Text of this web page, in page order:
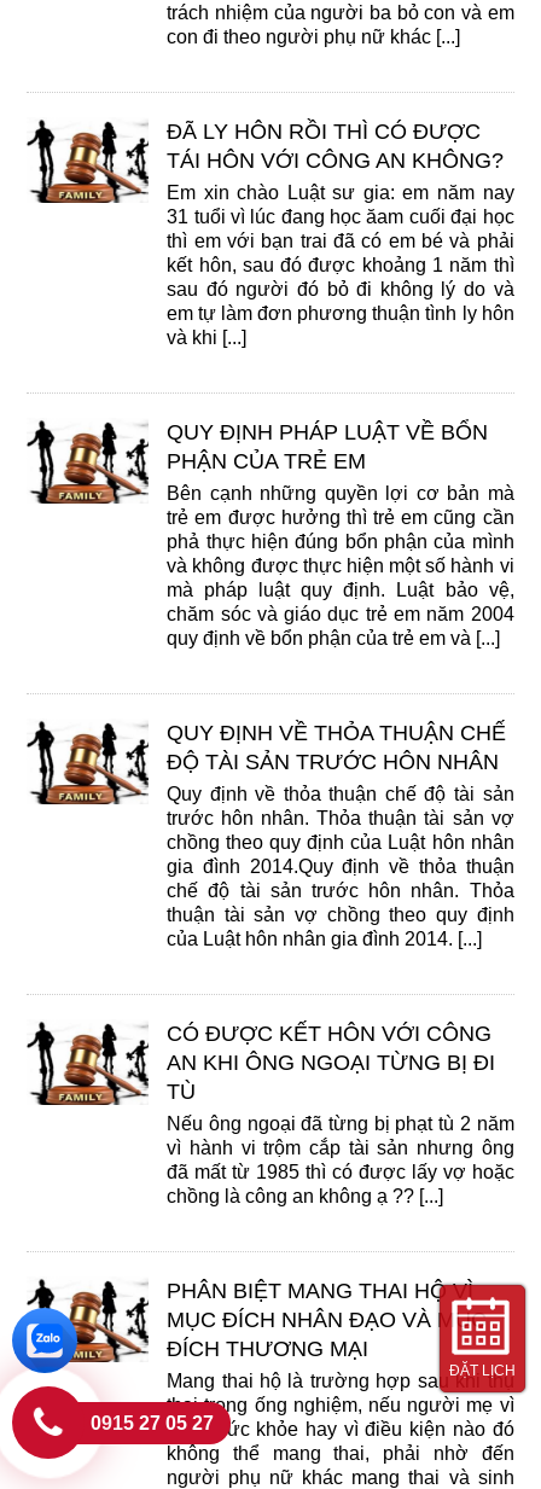
trách nhiệm của người ba bỏ con và em
con đi theo người phụ nữ khác [...]
ĐÃ LY HÔN RỒI THÌ CÓ ĐƯỢC
TÁI HÔN VỚI CÔNG AN KHÔNG?
Em xin chào Luật sư gia: em năm nay
31 tuổi vì lúc đang học ăam cuối đại học
thì em với bạn trai đã có em bé và phải
kết hôn, sau đó được khoảng 1 năm thì
sau đó người đó bỏ đi không lý do và
em tự làm đơn phương thuận tình ly hôn
và khi [...]
QUY ĐỊNH PHÁP LUẬT VỀ BỔN
PHẬN CỦA TRẺ EM
Bên cạnh những quyền lợi cơ bản mà
trẻ em được hưởng thì trẻ em cũng cần
phả thực hiện đúng bổn phận của mình
và không được thực hiện một số hành vi
mà pháp luật quy định. Luật bảo vệ,
chăm sóc và giáo dục trẻ em năm 2004
quy định về bổn phận của trẻ em và [...]
QUY ĐỊNH VỀ THỎA THUẬN CHẾ
ĐỘ TÀI SẢN TRƯỚC HÔN NHÂN
Quy định về thỏa thuận chế độ tài sản
trước hôn nhân. Thỏa thuận tài sản vợ
chồng theo quy định của Luật hôn nhân
gia đình 2014.Quy định về thỏa thuận
chế độ tài sản trước hôn nhân. Thỏa
thuận tài sản vợ chồng theo quy định
của Luật hôn nhân gia đình 2014. [...]
CÓ ĐƯỢC KẾT HÔN VỚI CÔNG
AN KHI ÔNG NGOẠI TỪNG BỊ ĐI
TÙ
Nếu ông ngoại đã từng bị phạt tù 2 năm
vì hành vi trộm cắp tài sản nhưng ông
đã mất từ 1985 thì có được lấy vợ hoặc
chồng là công an không ạ ?? [...]
PHÂN BIỆT MANG THAI HỘ VÌ
MỤC ĐÍCH NHÂN ĐẠO VÀ MỤC
ĐÍCH THƯƠNG MẠI
Mang thai hộ là trường hợp sau khi thụ
thai trong ống nghiệm, nếu người mẹ vì
lý do sức khỏe hay vì điều kiện nào đó
không thể mang thai, phải nhờ đến
người phụ nữ khác mang thai và sinh
ĐẶT LỊCH
0915 27 05 27